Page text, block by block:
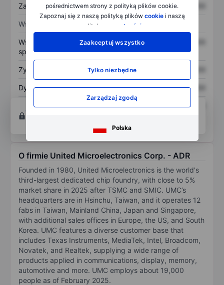
pośrednictwem strony z polityką plików cookie.
Zapoznaj się z naszą polityką plików cookiei naszą
polityką
prywatności
Zaakceptuj wszystko
Tylko niezbędne
Zarządzaj zgodą
Polska
Zadłużenie ogółem XXXXXXX XXXXXXX
Wskaźniki
Współczynnik cena do
sprzedaży
XXXXXXX
Zysk na akcję XXXXXXX
Dywidenda na akcję XXXXXXX XXXXXXX
Zwrot z kapitału
własnego
XXXXXXX XXXXXXX
Otwórz konto
O firmie United Microelectronics Corp. - ADR
Founded in 1980, United Microelectronics is the world's
third-largest dedicated chip foundry, with close to 5%
market share in 2025 after TSMC and SMIC. UMC’s
headquarters are in Hsinchu, Taiwan, and it operates 12
fabs in Taiwan, Mainland China, Japan and Singapore,
with additional sales offices in Europe, the US, and South
Korea. UMC features a diverse customer base that
includes Texas Instruments, MediaTek, Intel, Broadcom,
Novatek, and Realtek, supplying a wide range of
products applied in communications, display, memory,
automotive and more. UMC employs about 19,000
people as of February 2025.